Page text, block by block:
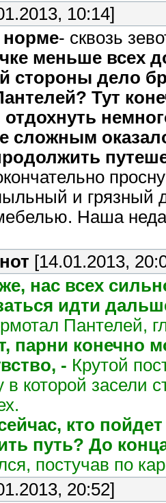
10:14]
- сквозь
меньше всех
стороны дело
Тут
сложным
и грязный
Наша
[14.01.2013,
нас всех
идти
Пантелей,
парни конечно
- Крутой
в которой засели
кто
путь? До
постучав по
20:52]